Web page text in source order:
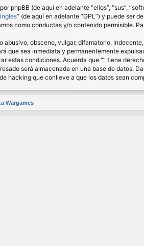
phpBB (de aquí en adelante “ellos”, “sus”,
” (de aquí en adelante “GPL”) y puede ser
como conductas y/o contenido permisible.
obsceno, vulgar, difamatorio,
que sea inmediata y permanentemente
estas condiciones. Acuerda que “” tiene
será almacenada en una base de datos.
hacking que conlleve a que los datos sean
Wargames